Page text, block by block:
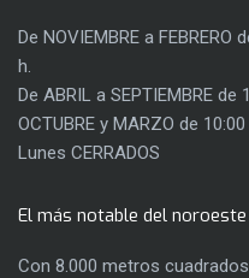
De NOVIEMBRE a FEBRERO
h.
De ABRIL a SEPTIEMBRE
OCTUBRE y MARZO de
Lunes CERRADOS
El más notable del noroeste
Con 8.000 metros